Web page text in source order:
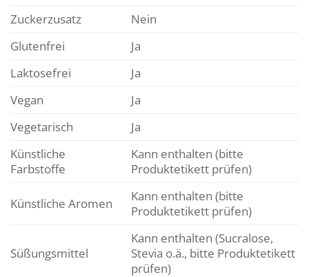
Zuckerzusatz
Nein
Glutenfrei
Ja
Laktosefrei
Ja
Vegan
Ja
Vegetarisch
Ja
Künstliche
Farbstoffe
Kann enthalten (bitte
Produktetikett prüfen)
Künstliche Aromen
Kann enthalten (bitte
Produktetikett prüfen)
Süßungsmittel
Kann enthalten (Sucralose,
Stevia o.ä., bitte Produktetikett
prüfen)